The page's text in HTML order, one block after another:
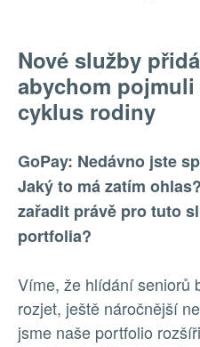
Nové služby
abychom
cyklus rodiny
GoPay: Nedávno jste
Jaký to má zatím
zařadit právě pro tuto
portfolia?
Víme, že hlídání seniorů
rozjet, ještě náročnější
jsme naše portfolio